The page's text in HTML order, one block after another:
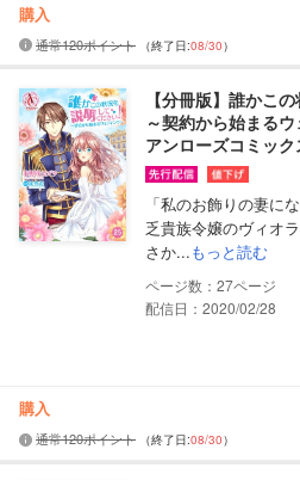
購入
通常120ポイント （終了日:08/30）
【分冊版】誰かこ
～契約から始まる
アンローズコミック
「私のお飾りの妻に
乏貴族令嬢のヴィオ
さか...もっと読む
27
配信日：2020/02/28
購入
通常120ポイント （終了日:08/30）